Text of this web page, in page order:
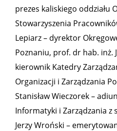
prezes kaliskiego oddziału
Stowarzyszenia
Lepiarz – dyrektor
Poznaniu, prof. dr hab. inż.
kierownik Katedry
Organizacji i Zarządzania
Stanisław Wieczorek –
Informatyki i Zarządzania z
Jerzy Wroński –